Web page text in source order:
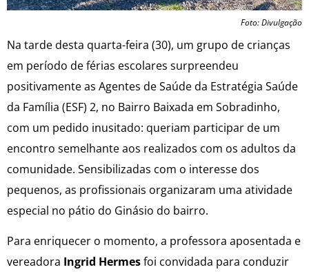
Foto: Divulgação
Na tarde desta quarta-feira (30), um grupo de crianças
em período de férias escolares surpreendeu
positivamente as Agentes de Saúde da Estratégia Saúde
da Família (ESF) 2, no Bairro Baixada em Sobradinho,
com um pedido inusitado: queriam participar de um
encontro semelhante aos realizados com os adultos da
comunidade. Sensibilizadas com o interesse dos
pequenos, as profissionais organizaram uma atividade
especial no pátio do Ginásio do bairro.
Para enriquecer o momento, a professora aposentada e
vereadora Ingrid Hermesfoi convidada para conduzir